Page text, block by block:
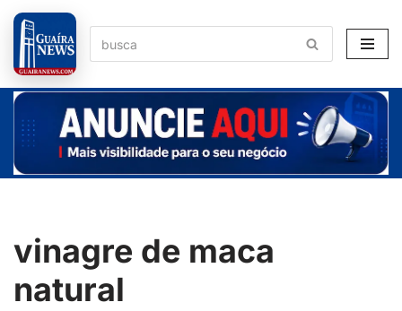
Pular
para
o
conteúdo
vinagre de maca
natural